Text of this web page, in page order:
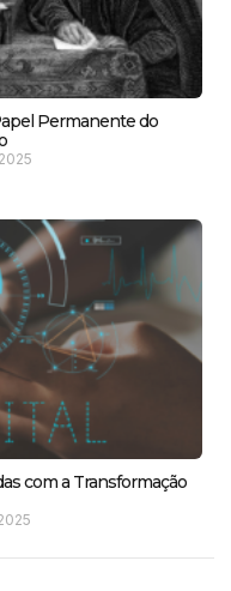
Permanente do
com a Transformação